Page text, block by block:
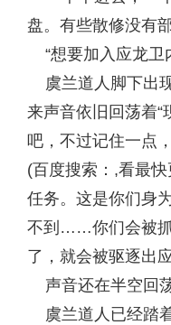
盘。有些散修没有
“想要加入应龙卫
虞兰道人脚下出
来声音依旧回荡着“
吧，不过记住一点
(百度搜索：,看最
任务。这是你们身
不到……你们会被
了，就会被驱逐出
声音还在半空回荡
虞兰道人已经踏